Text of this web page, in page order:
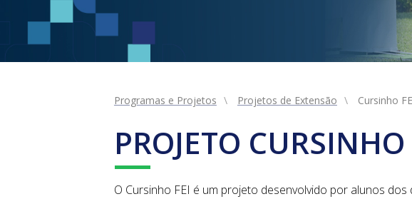
Programas e Projetos Projetos de Extensão Cursinho
PROJETO CURSINHO
O Cursinho FEI é um projeto desenvolvido por alunos